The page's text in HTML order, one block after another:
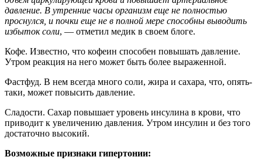
давление. В утренние часы организм еще не полностью
проснулся, и почки еще не в полной мере способны выводить
избыток соли, — отметил медик в своем блоге.
Кофе. Известно, что кофеин способен повышать давление.
Утром реакция на него может быть более выраженной.
Фастфуд. В нем всегда много соли, жира и сахара, что, опять-
таки, может повысить давление.
Сладости. Сахар повышает уровень инсулина в крови, что
приводит к увеличению давления. Утром инсулин и без того
достаточно высокий.
Возможные признаки гипертонии: